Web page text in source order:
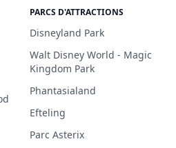
PARCS D'ATTRACTIONS
Disneyland Park
Walt Disney World - Magic
Kingdom Park
Phantasialand
Efteling
Parc Asterix